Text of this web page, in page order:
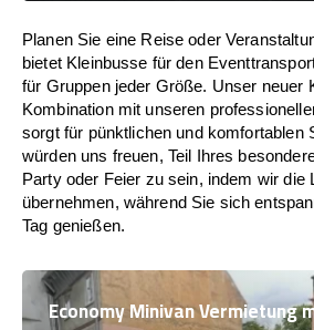
Planen Sie eine Reise oder
bietet Kleinbusse für den
für Gruppen jeder Größe. Unser neuer
Kombination mit unseren
sorgt für pünktlichen und komfortablen
würden uns freuen, Teil Ihres
Party oder Feier zu sein, indem wir die
übernehmen, während Sie sich
Tag genießen.
Economy Minivan Vermietung